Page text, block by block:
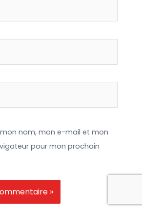
mon nom, mon e-mail et mon
pour mon prochain